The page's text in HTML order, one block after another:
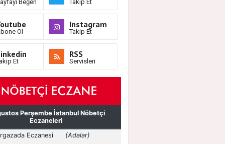
Beğen Takip Et
Ol
Instagram
Takip Et
Et
RSS
Servisleri